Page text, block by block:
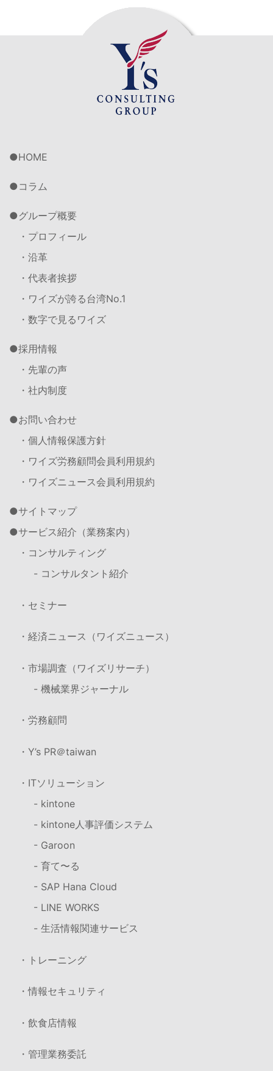
HOME
コラム
グループ概要
・プロフィール
・沿革
・代表者挨拶
・ワイズが誇る台湾No.1
・数字で見るワイズ
採用情報
・先輩の声
・社内制度
お問い合わせ
・個人情報保護方針
・ワイズ労務顧問会員利用規約
・ワイズニュース会員利用規約
サイトマップ
サービス紹介（業務案内）
・コンサルティング
- コンサルタント紹介
・セミナー
・経済ニュース（ワイズニュース）
・市場調査（ワイズリサーチ）
- 機械業界ジャーナル
・労務顧問
・Y’s PR＠taiwan
・ITソリューション
- kintone
- kintone人事評価システム
- Garoon
- 育て〜る
- SAP Hana Cloud
- LINE WORKS
- 生活情報関連サービス
・トレーニング
・情報セキュリティ
・飲食店情報
・管理業務委託